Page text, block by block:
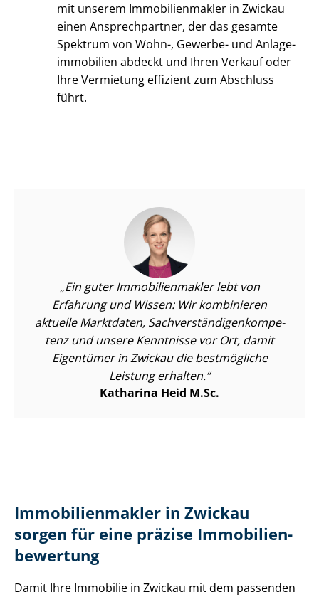
mit unserem Im­mo­bi­li­en­mak­ler in Zwickau
einen Ansprechpartner, der das gesamte
Spektrum von Wohn-, Gewerbe- und An­la­ge­
im­mo­bi­li­en abdeckt und Ihren Verkauf oder
Ihre Vermietung effizient zum Abschluss
führt.
Ein guter Im­mo­bi­li­en­mak­ler lebt von
Erfahrung und Wissen: Wir kombinieren
aktuelle Marktdaten, Sach­ver­stän­di­gen­kom­pe­
tenz und unsere Kenntnisse vor Ort, damit
Eigentümer in Zwickau die bestmögliche
Leistung erhalten.
Katharina Heid M.Sc.
Im­mo­bi­li­en­mak­ler in Zwickau
sorgen für eine präzise Im­mo­bi­li­en­
be­wer­tung
Damit Ihre Immobilie in Zwickau mit dem passenden